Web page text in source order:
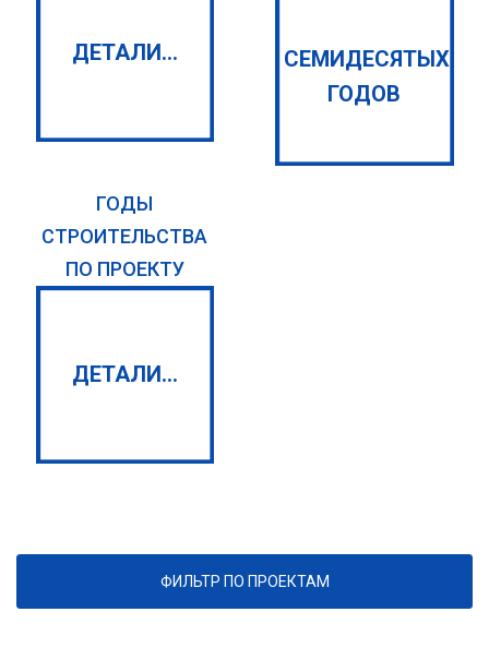
ДЕТАЛИ...
СЕМИДЕСЯТЫХ
ГОДОВ
ГОДЫ
СТРОИТЕЛЬСТВА
ПО ПРОЕКТУ
ДЕТАЛИ...
ФИЛЬТР ПО ПРОЕКТАМ